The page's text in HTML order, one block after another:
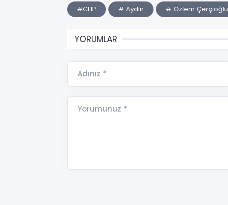
#CHP # Aydın # Özlem Çerçioğlu
YORUMLAR
Adınız *
Yorumunuz *